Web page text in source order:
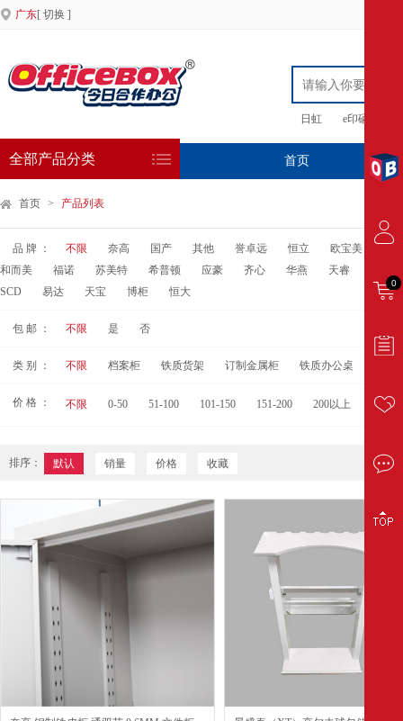
广东[ 切换 ]
日虹 e印硒鼓
全部产品分类 首页 专
首页 > 产品列表
品 牌 ： 不限 奈高 国产 其他 誉卓远 恒立 欧宝美
和而美
福诺 苏美特 希普顿 应豪 齐心 华燕 天睿
SCD
易达 天宝 博柜 恒大
包 邮 ： 不限 是 否
类 别 ： 不限 档案柜 铁质货架 订制金属柜 铁质办公桌
价 格 ： 不限 0-50 51-100 101-150 151-200 200以上
排序： 默认 销量 价格 收藏
0